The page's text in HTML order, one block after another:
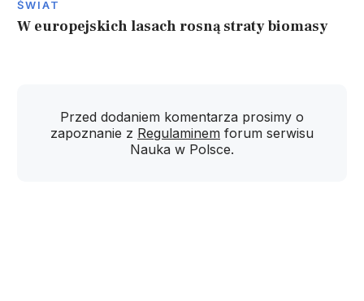
ŚWIAT
W europejskich lasach rosną straty biomasy
Przed dodaniem komentarza prosimy o
zapoznanie z Regulaminem forum serwisu
Nauka w Polsce.